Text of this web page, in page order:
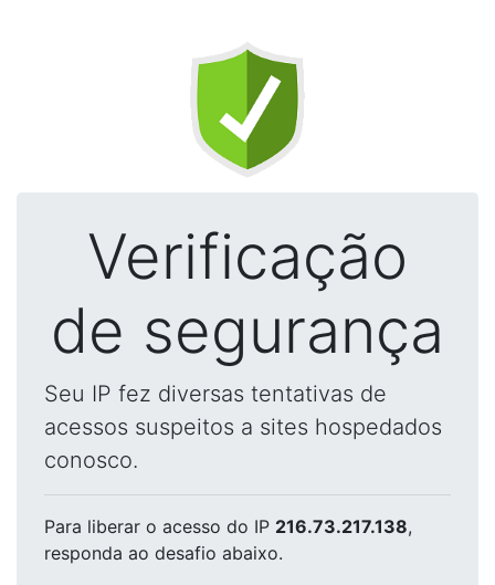
Verificação
de segurança
Seu IP fez diversas tentativas de
acessos suspeitos a sites hospedados
conosco.
Para liberar o acesso do IP 216.73.217.138,
responda ao desafio abaixo.